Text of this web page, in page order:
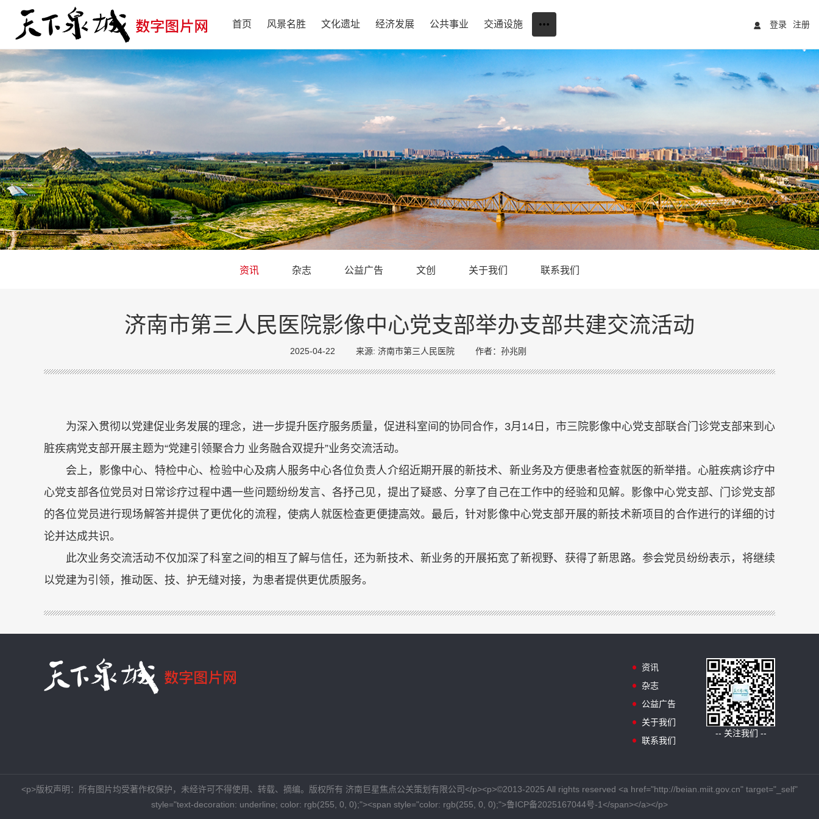
首页 风景名胜 文化遗址 经济发展 公共事业 交通设施 登录 注册
资讯 杂志 公益广告 文创 关于我们 联系我们
济南市第三人民医院影像中心党支部举办支部共建交流活动
2025-04-22 来源: 济南市第三人民医院 作者：孙兆刚
为深入贯彻以党建促业务发展的理念，进一步提升医疗服务质量，促进科室间的协同合作，3月14日，市三院影像中心党支部联合门诊党支部来到心
脏疾病党支部开展主题为“党建引领聚合力 业务融合双提升”业务交流活动。
会上，影像中心、特检中心、检验中心及病人服务中心各位负责人介绍近期开展的新技术、新业务及方便患者检查就医的新举措。心脏疾病诊疗中
心党支部各位党员对日常诊疗过程中遇一些问题纷纷发言、各抒己见，提出了疑惑、分享了自己在工作中的经验和见解。影像中心党支部、门诊党支部
的各位党员进行现场解答并提供了更优化的流程，使病人就医检查更便捷高效。最后，针对影像中心党支部开展的新技术新项目的合作进行的详细的讨
论并达成共识。
此次业务交流活动不仅加深了科室之间的相互了解与信任，还为新技术、新业务的开展拓宽了新视野、获得了新思路。参会党员纷纷表示，将继续
以党建为引领，推动医、技、护无缝对接，为患者提供更优质服务。
资讯
杂志
公益广告
关于我们
联系我们
-- 关注我们 --
<p>版权声明：所有图片均受著作权保护，未经许可不得使用、转载、摘编。版权所有 济南巨星焦点公关策划有限公司</p><p>©2013-2025 All rights reserved <a href="http://beian.miit.gov.cn" target="_self"
style="text-decoration: underline; color: rgb(255, 0, 0);"><span style="color: rgb(255, 0, 0);">鲁ICP备2025167044号-1</span></a></p>